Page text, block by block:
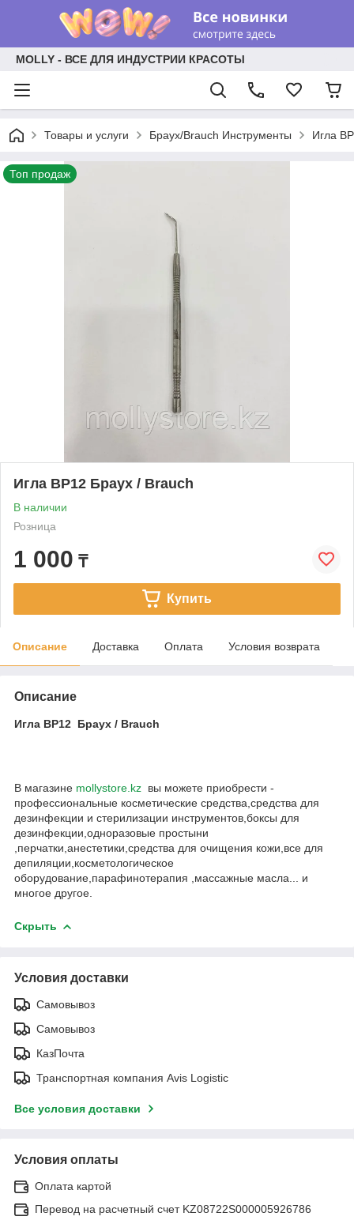
MOLLY - ВСЕ ДЛЯ ИНДУСТРИИ КРАСОТЫ
Товары и услуги Браух/Brauch Инструменты Игла
Топ продаж
Игла BP12 Браух / Brauch
В наличии
Розница
1 000 ₸
Купить
Описание Доставка Оплата Условия возврата
Описание
Игла ВР12 Браух / Brauch
В магазине mollystore.kz вы можете приобрести -
профессиональные косметические средства,средства для
дезинфекции и стерилизации инструментов,боксы для
дезинфекции,одноразовые простыни
,перчатки,анестетики,средства для очищения кожи,все для
депиляции,косметологическое
оборудование,парафинотерапия ,массажные масла... и
многое другое.
Скрыть
Условия доставки
Самовывоз
Самовывоз
КазПочта
Транспортная компания Avis Logistic
Все условия доставки
Условия оплаты
Оплата картой
Перевод на расчетный счет KZ08722S000005926786